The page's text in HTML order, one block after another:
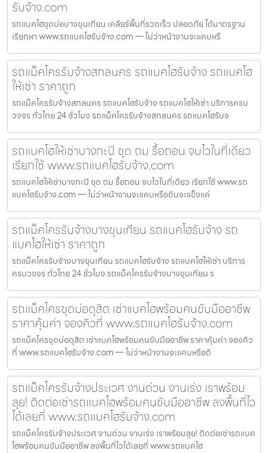
รับจ้าง.com
รถแบคโฮขุดบ่อบางขุนเทียน เคลียร์พื้นที่รวดเร็ว ปลอดภัย ได้มาตรฐาน
เรียกหา www.รถแบคโฮรับจ้าง.com — ไม่ว่าหน้างานจะแคบหรื
รถแม็คโครรับจ้างสกลนคร รถแบคโฮรับจ้าง รถแบคโฮ
ให้เช่า ราคาถูก
รถแม็คโครรับจ้างสกลนคร รถแบคโฮรับจ้าง รถแบคโฮให้เช่า บริการครบ
วงจร ทั่วไทย 24 ชั่วโมง รถแม็คโครรับจ้างสกลนคร รถแบคโฮรับจ
รถแบคโฮให้เช่าบางกะปิ ขุด ถม รื้อถอน จบไวในที่เดียว
เรียกใช้ www.รถแบคโฮรับจ้าง.com
รถแบคโฮให้เช่าบางกะปิ ขุด ถม รื้อถอน จบไวในที่เดียว เรียกใช้ www.รถ
แบคโฮรับจ้าง.com — ไม่ว่าหน้างานจะแคบหรือดินจะแข็งแค่
รถแม็คโครรับจ้างบางขุนเทียน รถแบคโฮรับจ้าง รถ
แบคโฮให้เช่า ราคาถูก
รถแม็คโครรับจ้างบางขุนเทียน รถแบคโฮรับจ้าง รถแบคโฮให้เช่า บริการ
ครบวงจร ทั่วไทย 24 ชั่วโมง รถแม็คโครรับจ้างบางขุนเทียน ร
รถแม็คโครขุดบ่อดุสิต เช่าแบคโฮพร้อมคนขับมืออาชีพ
ราคาคุ้มค่า จองคิวที่ www.รถแบคโฮรับจ้าง.com
รถแม็คโครขุดบ่อดุสิต เช่าแบคโฮพร้อมคนขับมืออาชีพ ราคาคุ้มค่า จองคิว
ที่ www.รถแบคโฮรับจ้าง.com — ไม่ว่าหน้างานจะแคบหรือดิ
รถแม็คโครรับจ้างประเวศ งานด่วน งานเร่ง เราพร้อม
ลุย! ติดต่อเช่ารถแบคโฮพร้อมคนขับมืออาชีพ ลงพื้นที่ไว
ได้เลยที่ www.รถแบคโฮรับจ้าง.com
รถแม็คโครรับจ้างประเวศ งานด่วน งานเร่ง เราพร้อมลุย! ติดต่อเช่ารถแบค
โฮพร้อมคนขับมืออาชีพ ลงพื้นที่ไวได้เลยที่ www.รถแบคโฮ